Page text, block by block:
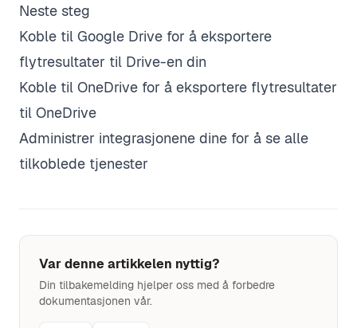
Neste steg
Koble til Google Drive for å eksportere
flytresultater til Drive-en din
Koble til OneDrive for å eksportere flytresultater
til OneDrive
Administrer integrasjonene dine for å se alle
tilkoblede tjenester
Var denne artikkelen nyttig?
Din tilbakemelding hjelper oss med å forbedre
dokumentasjonen vår.